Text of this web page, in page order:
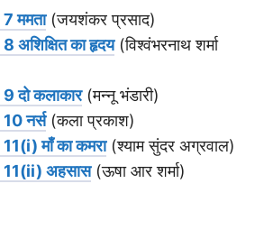
ममता(जयशंकर प्रसाद)
अशिक्षित का हृदय(विश्वंभरनाथ शर्मा
दो कलाकार(मन्नू भंडारी)
नर्स(कला प्रकाश)
माँ का कमरा(श्याम सुंदर अग्रवाल)
अहसास(ऊषा आर शर्मा)